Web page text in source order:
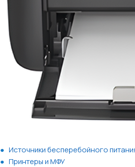
Источники бесперебойного
Принтеры и МФУ